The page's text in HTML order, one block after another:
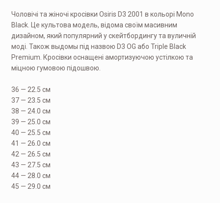
Чоловічі та жіночі кросівки Osiris D3 2001 в кольорі Mono
Black. Це культова модель, відома своїм масивним
дизайном, який популярний у скейтбордингу та вуличній
моді. Також выдомы під назвою D3 OG або Triple Black
Premium. Кросівки оснащені амортизуючою устілкою та
міцною гумовою підошвою.
36 — 22.5 см
37 — 23.5 см
38 — 24.0 см
39 — 25.0 см
40 — 25.5 см
41 — 26.0 см
42 — 26.5 см
43 — 27.5 см
44 — 28.0 см
45 — 29.0 см